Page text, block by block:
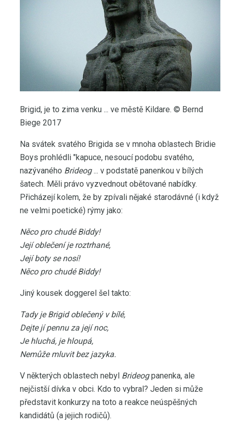
Brigid, je to zima venku ... ve městě Kildare. © Bernd
Biege 2017
Na svátek svatého Brigida se v mnoha oblastech Bridie
Boys prohlédli "kapuce, nesoucí podobu svatého,
nazývaného Brideog... v podstatě panenkou v bílých
šatech. Měli právo vyzvednout obětované nabídky.
Přicházejí kolem, že by zpívali nějaké starodávné (i když
ne velmi poetické) rýmy jako:
Něco pro chudé Biddy!
Její oblečení je roztrhané,
Její boty se nosí!
Něco pro chudé Biddy!
Jiný kousek doggerel šel takto:
Tady je Brigid oblečený v bílé,
Dejte jí pennu za její noc,
Je hluchá, je hloupá,
Nemůže mluvit bez jazyka.
V některých oblastech nebyl Brideogpanenka, ale
nejčistší dívka v obci. Kdo to vybral? Jeden si může
představit konkurzy na toto a reakce neúspěšných
kandidátů (a jejich rodičů).